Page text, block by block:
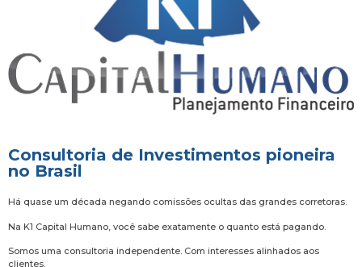
Consultoria de Investimentos pioneira
no Brasil
Há quase um década negando comissões ocultas das grandes corretoras.
Na K1 Capital Humano, você sabe exatamente o quanto está pagando.
Somos uma consultoria independente. Com interesses alinhados aos
clientes.